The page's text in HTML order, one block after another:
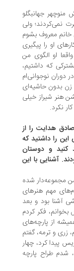
جهانبگلو
ولی
بشوم
پیگیری
الگوی من
که داشتیم،
نوجوانی‌ام
حاشیه‌ای
خیلی
را از
داشتید که
دوستان
با این
شده
هنرهای
بود و بعد
فکر کردم
پارچه‌های
گفتم
کرد، چهار
پارچه